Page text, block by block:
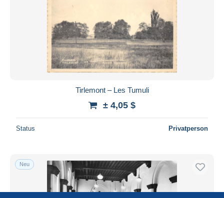
Tirlemont – Les Tumuli
± 4,05 $
Status Privatperson
Neu